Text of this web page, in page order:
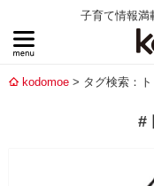
子育て情報満
kodomoe タグ検索：
#